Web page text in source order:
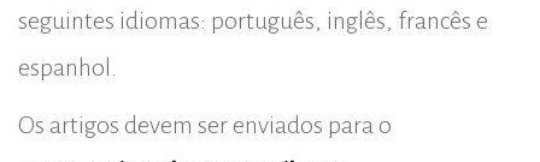
seguintes idiomas: português, inglês, francês e
espanhol.
Os artigos devem ser enviados para o